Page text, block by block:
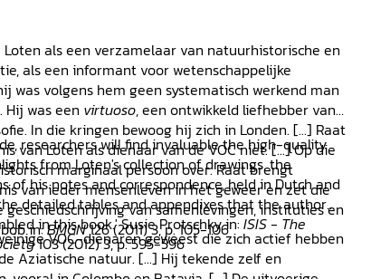
als een verzamelaar van natuurhistorische en
als een informant voor wetenschappelijke
was volgens hem geen systematisch werkend man
Hij was een virtuoso, een ontwikkeld liefhebber van
In die kringen bewoog hij zich in Londen. [...] Raat
van Loten als dienaar van de VOC niet. [...] Op die
marginaal persoon over. Raat brengt
van ieder mensenleven in het geweer en zet die
van samenlevingen, instituties en
in:BMGN126 (2011) 3, p. 105-106
researchers will find invaluable the high-quality
from Loten's collection of drawings, the
of his notes and correspondence, held in Dutch and
detailed tables and appendixes that the author
in this book.' Susie Protschky in: ISIS - The
103 (2012) 3, p. 595-596
VOC-dienaren geweest die zich actief hebben
Aziatische natuur. [...] Hij tekende zelf en